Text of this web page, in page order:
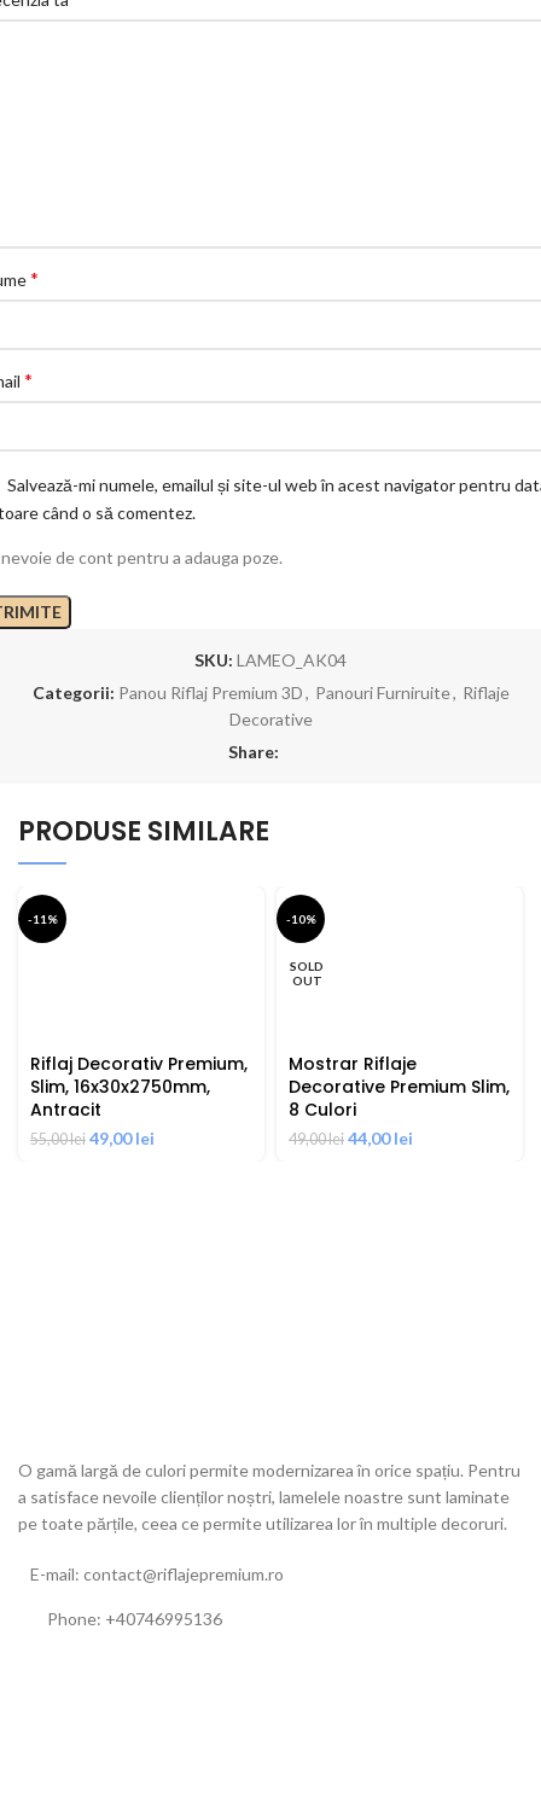
*
*
Salvează-mi numele, emailul și site-ul web în acest navigator pentru
când o să comentez.
de cont pentru a adauga poze.
SKU: LAMEO_AK04
Categorii: Panou Riflaj Premium 3D, Panouri Furniruite, Riflaje
Decorative
Share:
PRODUSE SIMILARE
-11%
Riflaj Decorativ Premium,
Slim, 16x30x2750mm,
Antracit
55,00lei Prețul
49,00lei
-10%
SOLD
OUT
Mostrar Riflaje
Decorative Premium Slim,
8 Culori
49,00lei Prețul
44,00lei
O gamă largă de culori permite modernizarea în orice spațiu. Pentru
a satisface nevoile clienților noștri, lamelele noastre sunt laminate
pe toate părțile, ceea ce permite utilizarea lor în multiple decoruri.
E-mail: contact@riflajepremium.ro
Phone: +40746995136